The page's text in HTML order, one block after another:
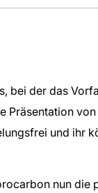
bei der das
und ihr
nun die